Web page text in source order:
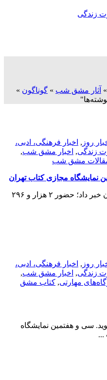
زندگی
» آثار مشق شب » گوناگون »
روز , اخبار فرهنگی، ادبی،
زندگی, اخبار مشق شب,
مشق شب
مدیرعامل خانه کتاب و ادبیات ایران خبر داد؛ حضور ۲ هزار و ۲۹۶
روز , اخبار فرهنگی، ادبی،
زندگی, اخبار مشق شب,
مهارتی, کتاب مشق
سی و هفتمین نمایشگاه
...